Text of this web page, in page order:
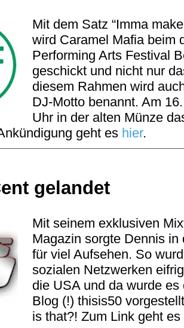
Mit dem Satz “Imma
wird Caramel Mafia beim
Performing Arts Festival
geschickt und nicht nur
diesem Rahmen wird
DJ-Motto benannt. Am
Uhr in der alten Münze
geht es hier.
gelandet
Mit seinem exklusiven
Magazin sorgte Dennis
für viel Aufsehen. So
sozialen Netzwerken
die USA und da wurde
Blog (!) thisis50
is that?! Zum Link geht es